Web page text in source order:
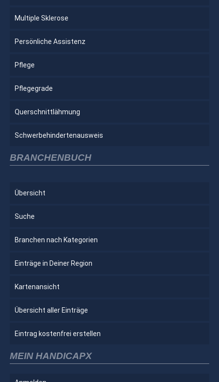
Multiple Sklerose
Persönliche Assistenz
Pflege
Pflegegrade
Querschnittlähmung
Schwerbehindertenausweis
BRANCHENBUCH
Übersicht
Suche
Branchen nach Kategorien
Einträge in Deiner Region
Kartenansicht
Übersicht aller Einträge
Eintrag kostenfrei erstellen
MEIN HANDICAPX